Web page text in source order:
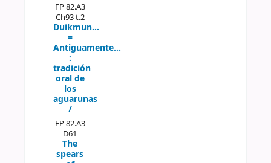
FP 82.A3
Ch93 t.2
Duikmun...
=
Antiguamente...
:
tradición
oral de
los
aguarunas
/
FP 82.A3
D61
The
spears